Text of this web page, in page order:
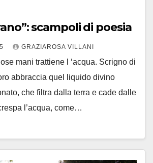
scampoli di poesia
GRAZIAROSA VILLANI
mani trattiene l ‘acqua. Scrigno di
abbraccia quel liquido divino
che filtra dalla terra e cade dalle
l’acqua, come…